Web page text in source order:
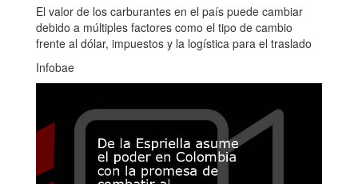
El valor de los carburantes en el país puede cambiar
debido a múltiples factores como el tipo de cambio
frente al dólar, impuestos y la logística para el traslado
Infobae